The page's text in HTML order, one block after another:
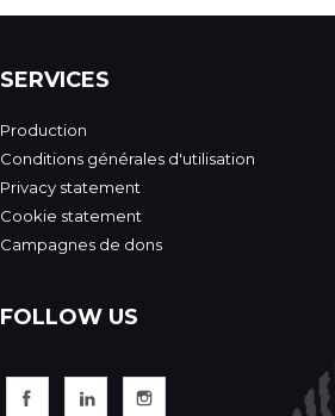
SERVICES
Production
Conditions générales d'utilisation
Privacy statement
Cookie statement
Campagnes de dons
FOLLOW US